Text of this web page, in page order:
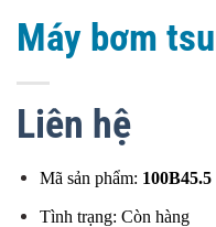
Máy bơm
Liên hệ
Mã sản phẩm: 100B45.5
Tình trạng: Còn hàng